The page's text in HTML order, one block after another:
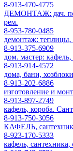
8-913-470-4775
ДЕМОНТАЖ: дач.
рем.
8-953-780-0485
демонтаж: теплицы,
8-913-375-6909
дом. мастер:
8-913-914-4572
дома, бани,
8-913-202-6886
изготовление и
8-913-897-2749
кафель, короба.
8-913-750-3056
КАФЕЛЬ,
8-923-170-5333
кафель, сантехника,